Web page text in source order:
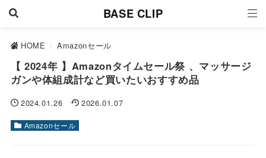
BASE CLIP
HOME > Amazonセール
【 2024年 】Amazonタイムセール祭 、マッサージ
ガンや体組成計など買いたいおすすめ品
2024.01.26 2026.01.07
Amazonセール